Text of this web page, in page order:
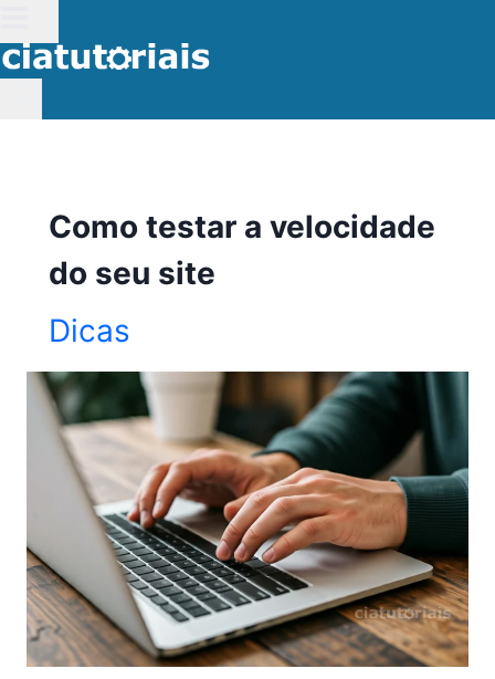
para
o
Como testar a velocidade
do seu site
Dicas